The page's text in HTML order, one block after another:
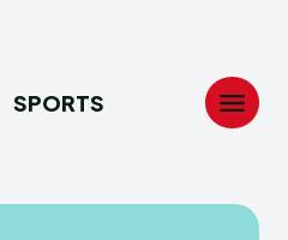
SPORTS